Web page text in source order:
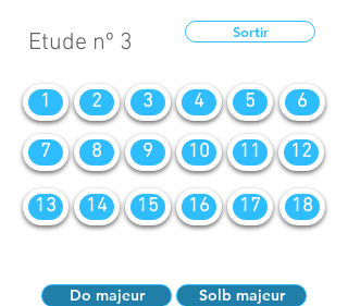
Etude nº 3 Sortir
1 2 3 4 5 6
7 8 9 10 11 12
13 14 15 16 17 18
Do majeur
Solb majeur